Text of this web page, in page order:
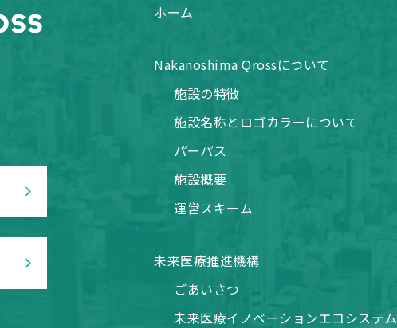
ホーム
Nakanoshima Qrossについて
施設の特徴
施設名称とロゴカラーについて
パーパス
施設概要
運営スキーム
未来医療推進機構
ごあいさつ
未来医療イノベーションエコシステム